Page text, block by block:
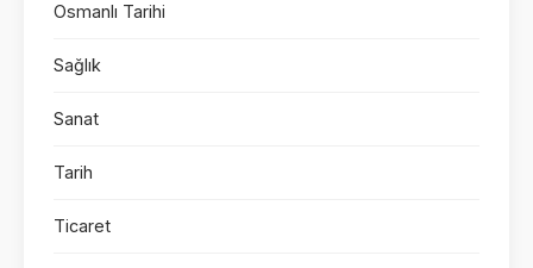
Osmanlı Tarihi
Sağlık
Sanat
Tarih
Ticaret